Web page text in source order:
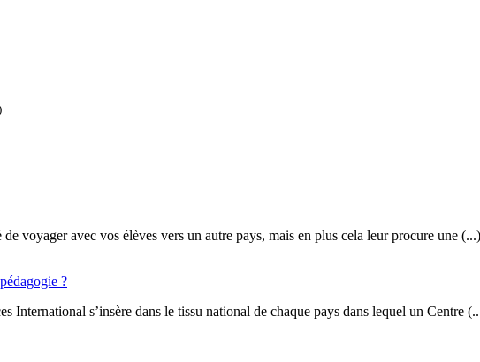
voyager avec vos élèves vers un autre pays, mais en plus cela leur procure une (...)
?
International s’insère dans le tissu national de chaque pays dans lequel un Centre